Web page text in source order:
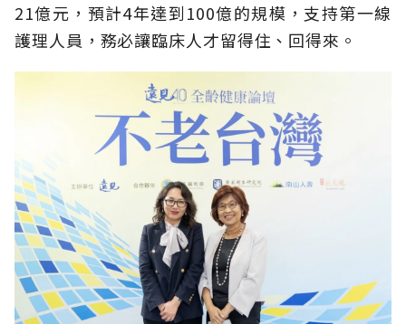
21億元，預計4年達到100億的規模，支持第一線
護理人員，務必讓臨床人才留得住、回得來。